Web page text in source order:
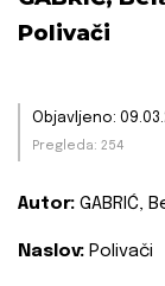
Polivači
Objavljeno:
Pregleda: 254
Autor: GABRIĆ,
Naslov: Polivači